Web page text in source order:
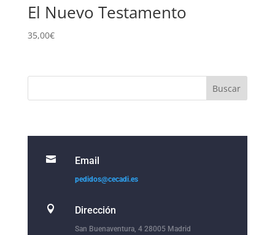
El Nuevo Testamento
35,00€
 Email
pedidos@cecadi.es
 Dirección
San Buenaventura, 4 28005 Madrid